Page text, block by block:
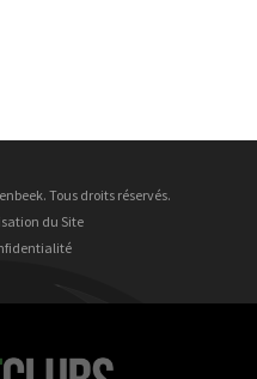
Tous droits réservés.
du Site